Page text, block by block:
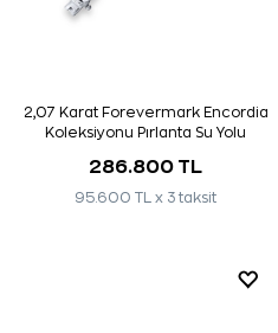
2,07 Karat Forevermark Encordia
Koleksiyonu Pırlanta Su Yolu
286.800 TL
95.600 TL x 3 taksit